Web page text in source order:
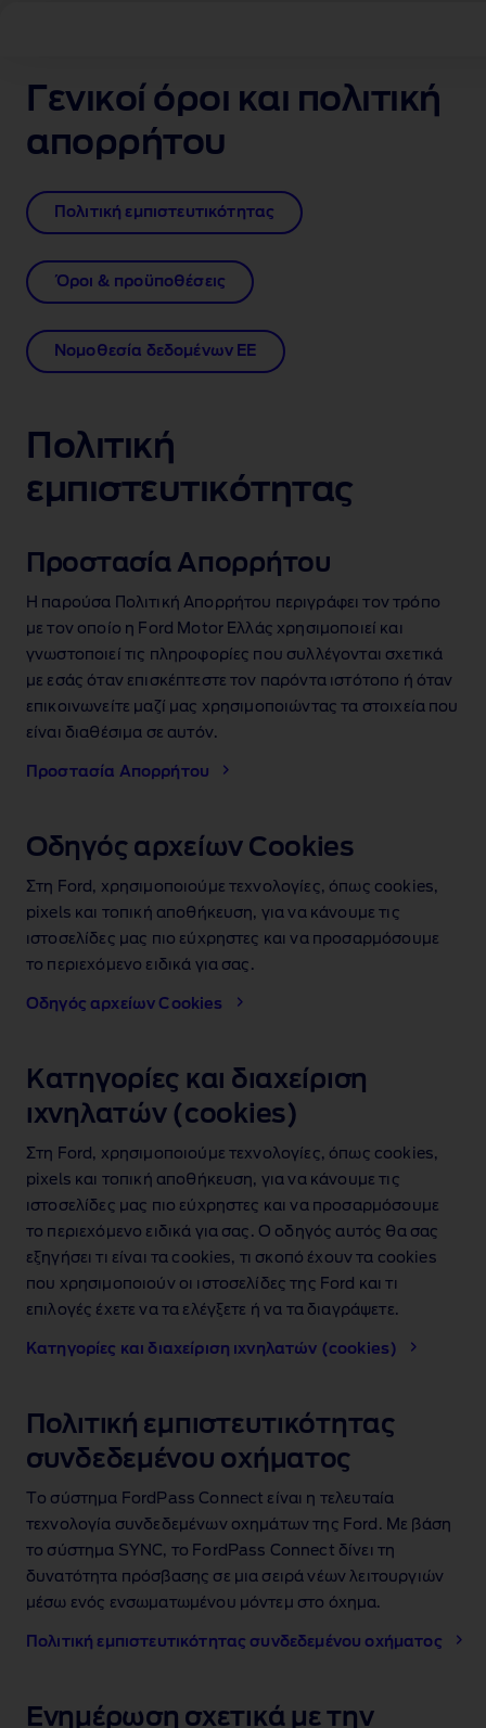
Γενικοί όροι και πολιτική
απορρήτου
Πολιτική εμπιστευτικότητας
Όροι & προϋποθέσεις
Νομοθεσία δεδομένων ΕΕ
Πολιτική
εμπιστευτικότητας
Προστασία Απορρήτου
Η παρούσα Πολιτική Απορρήτου περιγράφει τον τρόπο
με τον οποίο η Ford Motor Ελλάς χρησιμοποιεί και
γνωστοποιεί τις πληροφορίες που συλλέγονται σχετικά
με εσάς όταν επισκέπτεστε τον παρόντα ιστότοπο ή όταν
επικοινωνείτε μαζί μας χρησιμοποιώντας τα στοιχεία που
είναι διαθέσιμα σε αυτόν.
Προστασία Απορρήτου
Οδηγός αρχείωv Cookies
Στη Ford, χρησιμοποιούμε τεχνολογίες, όπως cookies,
pixels και τοπική αποθήκευση, για να κάνουμε τις
ιστοσελίδες μας πιο εύχρηστες και να προσαρμόσουμε
το περιεχόμενο ειδικά για σας.
Οδηγός αρχείωv Cookies
Κατηγορίες και διαχείριση
ιχνηλατών (cookies)
Στη Ford, χρησιμοποιούμε τεχνολογίες, όπως cookies,
pixels και τοπική αποθήκευση, για να κάνουμε τις
ιστοσελίδες μας πιο εύχρηστες και να προσαρμόσουμε
το περιεχόμενο ειδικά για σας. Ο οδηγός αυτός θα σας
εξηγήσει τι είναι τα cookies, τι σκοπό έχουν τα cookies
που χρησιμοποιούν οι ιστοσελίδες της Ford και τι
επιλογές έχετε να τα ελέγξετε ή να τα διαγράψετε.
Κατηγορίες και διαχείριση ιχνηλατών (cookies)
Πολιτική εμπιστευτικότητας
συνδεδεμένου οχήματος
Το σύστημα FordPass Connect είναι η τελευταία
τεχνολογία συνδεδεμένων οχημάτων της Ford. Με βάση
το σύστημα SYNC, το FordPass Connect δίνει τη
δυνατότητα πρόσβασης σε μια σειρά νέων λειτουργιών
μέσω ενός ενσωματωμένου μόντεμ στο όχημα.
Πολιτική εμπιστευτικότητας συνδεδεμένου οχήματος
Ενημέρωση σχετικά με την